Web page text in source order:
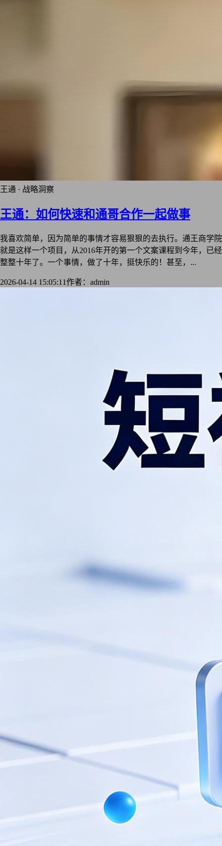
王通 · 战略洞察
王通：如何快速和通哥合作一起做事
我喜欢简单，因为简单的事情才容易狠狠的去执行。通王商学院
就是这样一个项目，从2016年开的第一个文案课程到今年，已经
整整十年了。一个事情，做了十年，挺快乐的！甚至，...
2026-04-14 15:05:11作者：admin